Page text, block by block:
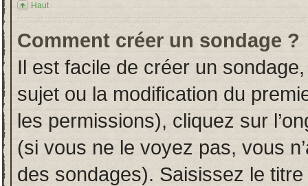
Haut
Comment créer un sondage ?
Il est facile de créer un
sujet ou la modification du
les permissions), cliquez sur
(si vous ne le voyez pas, vous
des sondages). Saisissez le